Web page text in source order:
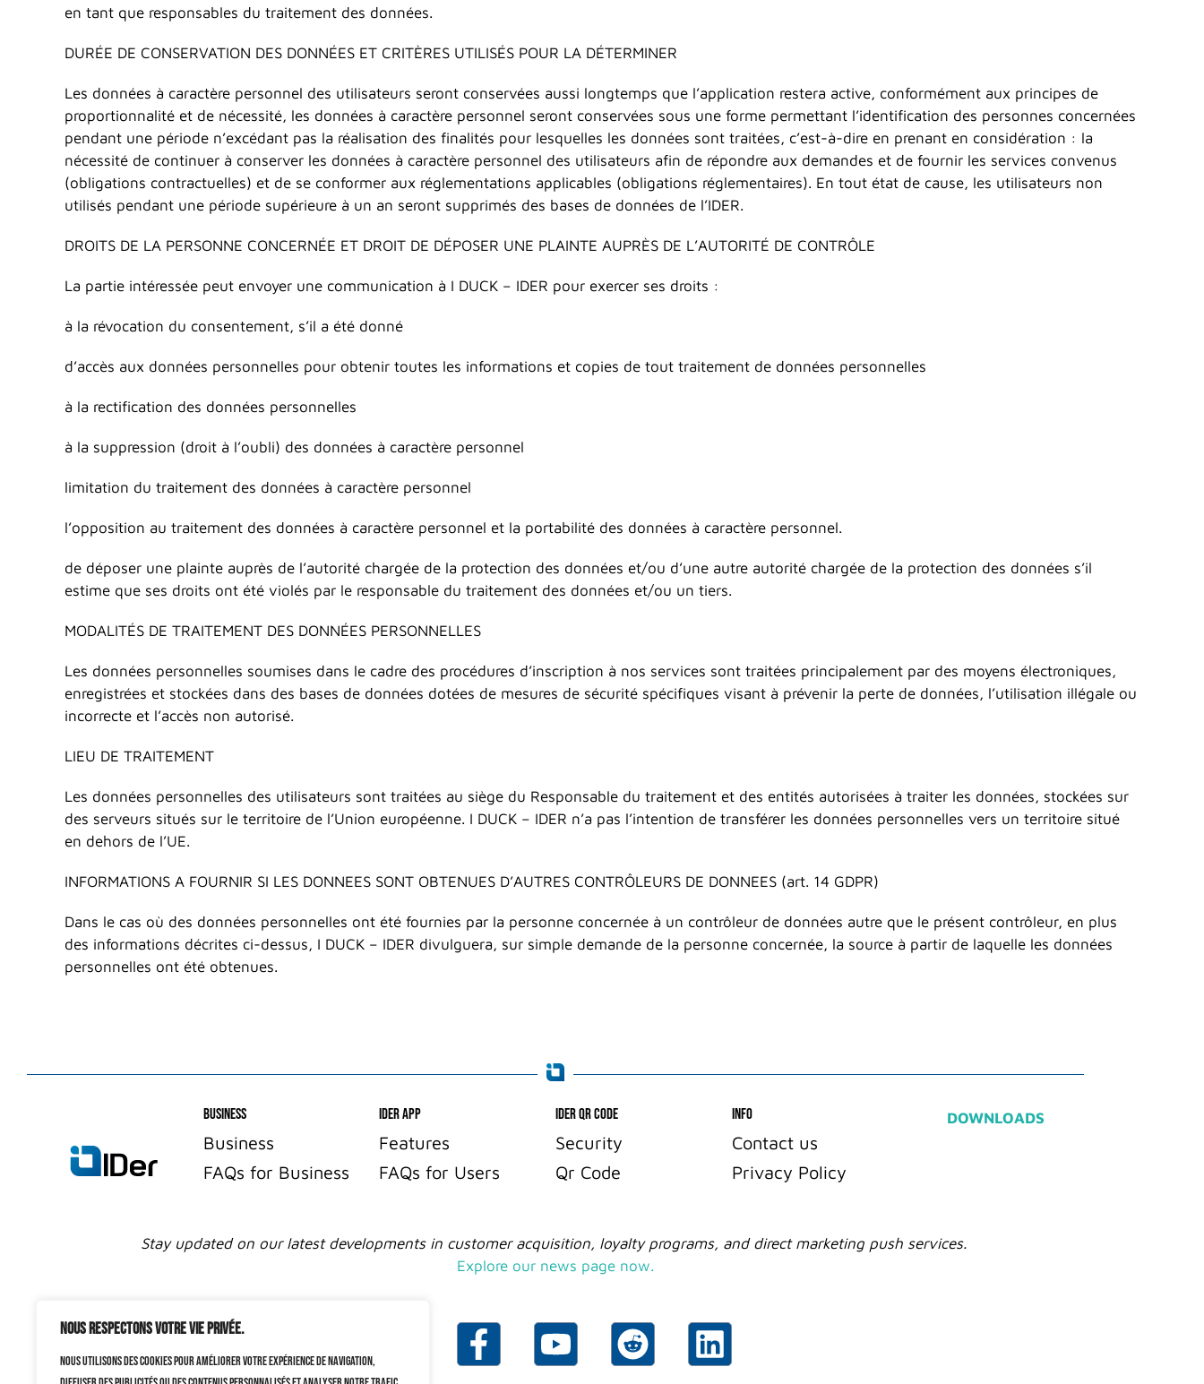
Nous respectons votre vie privée.
Nous utilisons des cookies pour améliorer votre expérience de navigation,
en tant que responsables du traitement des données.
DURÉE DE CONSERVATION DES DONNÉES ET CRITÈRES UTILISÉS POUR LA DÉTERMINER
Les données à caractère personnel des utilisateurs seront conservées aussi longtemps que l’application restera active, conformément aux principes de
proportionnalité et de nécessité, les données à caractère personnel seront conservées sous une forme permettant l’identification des personnes concernées
pendant une période n’excédant pas la réalisation des finalités pour lesquelles les données sont traitées, c’est-à-dire en prenant en considération : la
nécessité de continuer à conserver les données à caractère personnel des utilisateurs afin de répondre aux demandes et de fournir les services convenus
(obligations contractuelles) et de se conformer aux réglementations applicables (obligations réglementaires). En tout état de cause, les utilisateurs non
utilisés pendant une période supérieure à un an seront supprimés des bases de données de l’IDER.
DROITS DE LA PERSONNE CONCERNÉE ET DROIT DE DÉPOSER UNE PLAINTE AUPRÈS DE L’AUTORITÉ DE CONTRÔLE
La partie intéressée peut envoyer une communication à I DUCK – IDER pour exercer ses droits :
à la révocation du consentement, s’il a été donné
d’accès aux données personnelles pour obtenir toutes les informations et copies de tout traitement de données personnelles
à la rectification des données personnelles
à la suppression (droit à l’oubli) des données à caractère personnel
limitation du traitement des données à caractère personnel
l’opposition au traitement des données à caractère personnel et la portabilité des données à caractère personnel.
de déposer une plainte auprès de l’autorité chargée de la protection des données et/ou d’une autre autorité chargée de la protection des données s’il
estime que ses droits ont été violés par le responsable du traitement des données et/ou un tiers.
MODALITÉS DE TRAITEMENT DES DONNÉES PERSONNELLES
Les données personnelles soumises dans le cadre des procédures d’inscription à nos services sont traitées principalement par des moyens électroniques,
enregistrées et stockées dans des bases de données dotées de mesures de sécurité spécifiques visant à prévenir la perte de données, l’utilisation illégale ou
incorrecte et l’accès non autorisé.
LIEU DE TRAITEMENT
Les données personnelles des utilisateurs sont traitées au siège du Responsable du traitement et des entités autorisées à traiter les données, stockées sur
des serveurs situés sur le territoire de l’Union européenne. I DUCK – IDER n’a pas l’intention de transférer les données personnelles vers un territoire situé
en dehors de l’UE.
INFORMATIONS A FOURNIR SI LES DONNEES SONT OBTENUES D’AUTRES CONTRÔLEURS DE DONNEES (art. 14 GDPR)
Dans le cas où des données personnelles ont été fournies par la personne concernée à un contrôleur de données autre que le présent contrôleur, en plus
des informations décrites ci-dessus, I DUCK – IDER divulguera, sur simple demande de la personne concernée, la source à partir de laquelle les données
personnelles ont été obtenues.
Business
Business
FAQs for Business
IDer App
Features
FAQs for Users
IDER QR CODE
Security
Qr Code
info
Contact us
Privacy Policy
DOWNLOADS
Stay updated on our latest developments in customer acquisition, loyalty programs, and direct marketing push services.
Explore our news page now.